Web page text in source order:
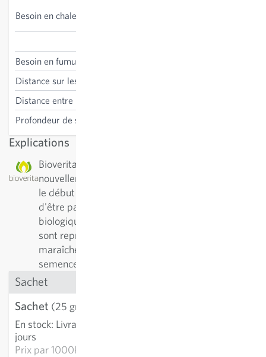
Besoin en chaleur
Besoin en fumure
Distance sur les lignes
Distance entre les lignes
Profondeur de semis
Explications
Bioverita : C’est une variété biologique
nouvellement sélectionnée. Elle a été cultivée dès
le début dans des conditions biologiques, afin
d'être parfaitement adaptée à la culture
biologique. Les variétés portant le label Bioverita
sont reproductibles car fixées, et proposent aux
maraîchers professionnels une alternative aux
semences hybrides.
Sachet
Sachet (25 graines)
En stock: Livraison 3-5
jours
Prix par1000k: 143,38 €